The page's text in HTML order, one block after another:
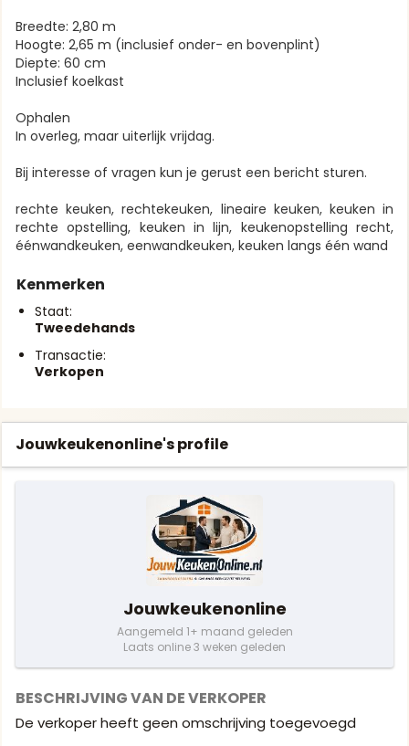
Breedte: 2,80 m
Hoogte: 2,65 m (inclusief onder- en bovenplint)
Diepte: 60 cm
Inclusief koelkast
Ophalen
In overleg, maar uiterlijk vrijdag.
Bij interesse of vragen kun je gerust een bericht sturen.
rechte keuken, rechtekeuken, lineaire keuken, keuken in
rechte opstelling, keuken in lijn, keukenopstelling recht,
éénwandkeuken, eenwandkeuken, keuken langs één wand
Kenmerken
Staat:
Tweedehands
Transactie:
Verkopen
Jouwkeukenonline's profile
Jouwkeukenonline
Aangemeld 1+ maand geleden
Laats online 3 weken geleden
BESCHRIJVING VAN DE VERKOPER
De verkoper heeft geen omschrijving toegevoegd